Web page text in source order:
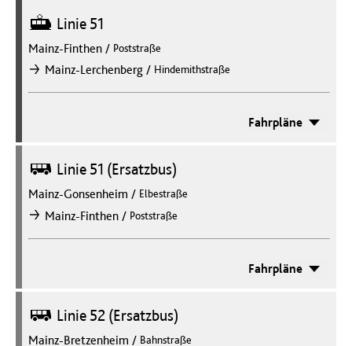
Straßenbahn
Linie 51
Mainz-Finthen / Poststraße
nachMainz-Lerchenberg / Hindemithstraße
Fahrpläne
Bus Linie 51 (Ersatzbus)
Mainz-Gonsenheim / Elbestraße
nachMainz-Finthen / Poststraße
Fahrpläne
Bus Linie 52 (Ersatzbus)
Mainz-Bretzenheim / Bahnstraße